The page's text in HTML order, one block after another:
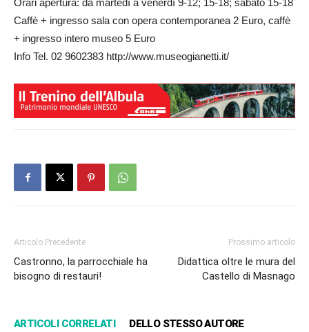
Orari apertura: da martedì a venerdì 9-12; 15-18; sabato 15-18
Caffè + ingresso sala con opera contemporanea 2 Euro, caffè
+ ingresso intero museo 5 Euro
Info Tel. 02 9602383 http://www.museogianetti.it/
Articolo Precedente
Castronno, la parrocchiale ha
bisogno di restauri!
Prossimo articolo
Didattica oltre le mura del
Castello di Masnago
ARTICOLI CORRELATI DELLO STESSO AUTORE